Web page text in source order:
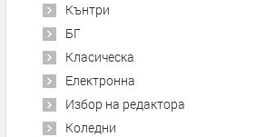
Кънтри
БГ
Класическа
Електронна
Избор на редактора
Коледни